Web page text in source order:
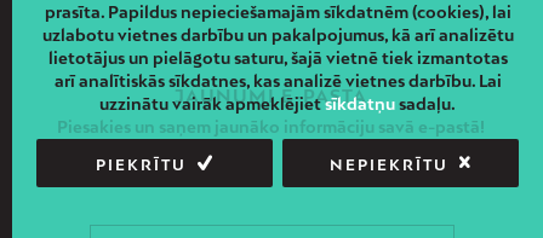
JAUNUMI E-PASTĀ
Piesakies un saņem jaunāko informāciju savā e-pastā!
prasīta. Papildus nepieciešamajām sīkdatnēm (cookies), lai
uzlabotu vietnes darbību un pakalpojumus, kā arī analizētu
lietotājus un pielāgotu saturu, šajā vietnē tiek izmantotas
arī analītiskās sīkdatnes, kas analizē vietnes darbību. Lai
uzzinātu vairāk apmeklējietsīkdatņusadaļu.
PIEKRĪTU NEPIEKRĪTU